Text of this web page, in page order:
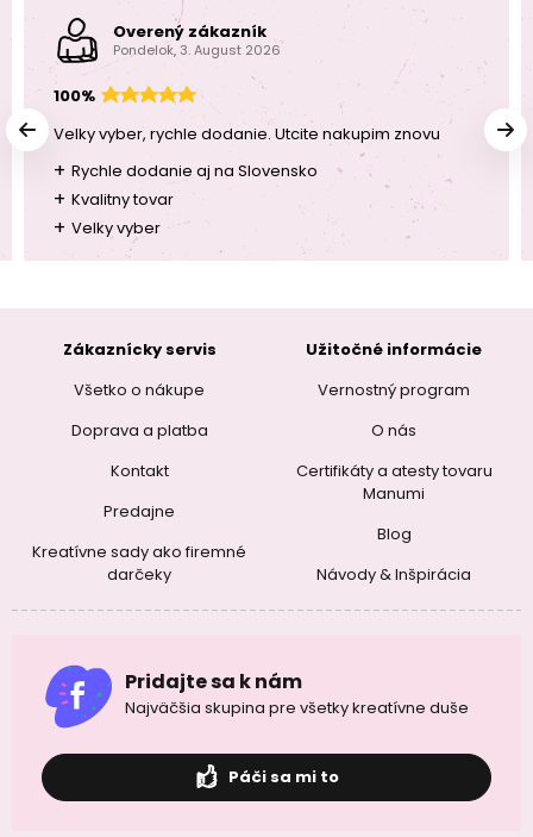
Overený zákazník
Pondelok, 3. August 2026
100%
Velky vyber, rychle dodanie. Utcite nakupim znovu
+ Rychle dodanie aj na Slovensko
+ Kvalitny tovar
+ Velky vyber
Zákaznícky servis
Všetko o nákupe
Doprava a platba
Kontakt
Predajne
Kreatívne sady ako firemné
darčeky
Užitočné informácie
Vernostný program
O nás
Certifikáty a atesty tovaru
Manumi
Blog
Návody & Inšpirácia
Pridajte sa k nám
Najväčšia skupina pre všetky kreatívne duše
Páči sa mi to